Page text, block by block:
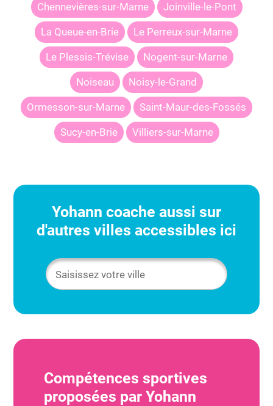
Chennevières-sur-Marne Joinville-le-Pont
La Queue-en-Brie Le Perreux-sur-Marne
Le Plessis-Trévise Nogent-sur-Marne
Noiseau Noisy-le-Grand
Ormesson-sur-Marne Saint-Maur-des-Fossés
Sucy-en-Brie Villiers-sur-Marne
Yohann coache aussi sur
d'autres villes accessibles ici
Compétences sportives
proposées parYohann